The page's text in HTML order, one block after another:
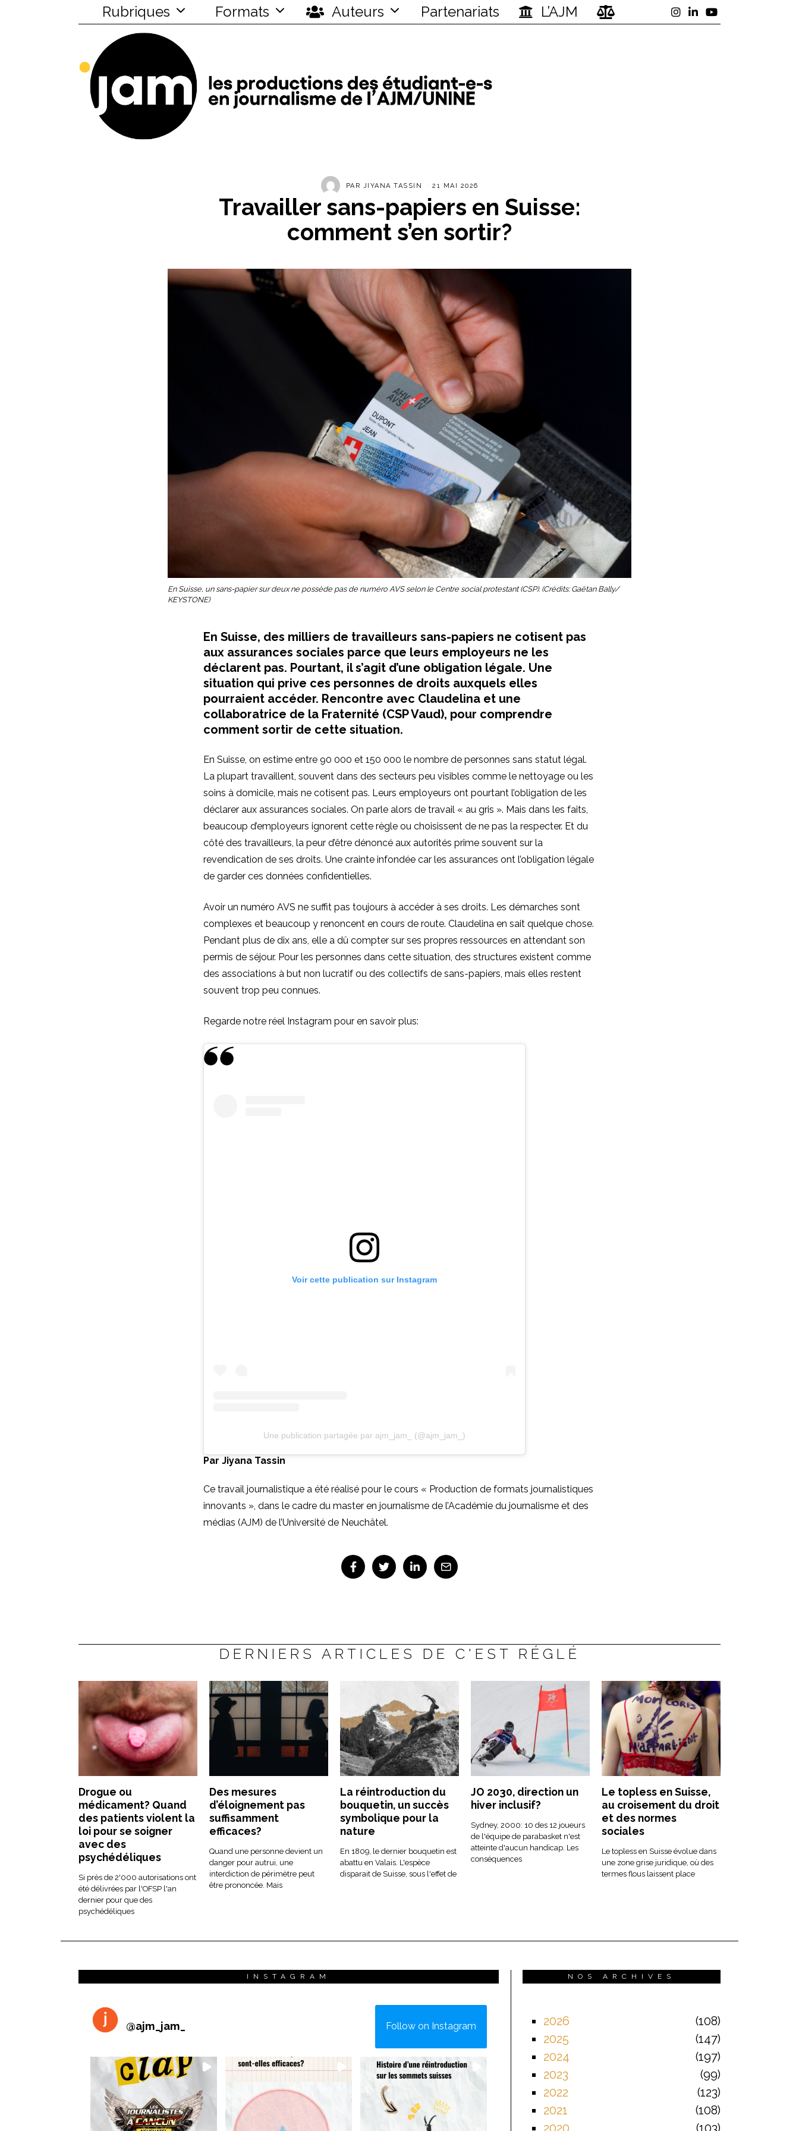
Rubriques Formats Auteurs Partenariats L’AJM
PAR JIYANA TASSIN 21 MAI 2026
Travailler sans-papiers en Suisse:
comment s’en sortir?
En Suisse, un sans-papier sur deux ne possède pas de numéro AVS selon le Centre social protestant (CSP). (Crédits: Gaëtan Bally/
KEYSTONE)
En Suisse, des milliers de travailleurs sans-papiers ne cotisent pas
aux assurances sociales parce que leurs employeurs ne les
déclarent pas. Pourtant, il s’agit d’une obligation légale. Une
situation qui prive ces personnes de droits auxquels elles
pourraient accéder. Rencontre avec Claudelina et une
collaboratrice de la Fraternité (CSP Vaud), pour comprendre
comment sortir de cette situation.
En Suisse, on estime entre 90 000 et 150 000 le nombre de personnes sans statut légal.
La plupart travaillent, souvent dans des secteurs peu visibles comme le nettoyage ou les
soins à domicile, mais ne cotisent pas. Leurs employeurs ont pourtant l’obligation de les
déclarer aux assurances sociales. On parle alors de travail « au gris ». Mais dans les faits,
beaucoup d’employeurs ignorent cette règle ou choisissent de ne pas la respecter. Et du
côté des travailleurs, la peur d’être dénoncé aux autorités prime souvent sur la
revendication de ses droits. Une crainte infondée car les assurances ont l’obligation légale
de garder ces données confidentielles.
Avoir un numéro AVS ne suffit pas toujours à accéder à ses droits. Les démarches sont
complexes et beaucoup y renoncent en cours de route. Claudelina en sait quelque chose.
Pendant plus de dix ans, elle a dû compter sur ses propres ressources en attendant son
permis de séjour. Pour les personnes dans cette situation, des structures existent comme
des associations à but non lucratif ou des collectifs de sans-papiers, mais elles restent
souvent trop peu connues.
Regarde notre réel Instagram pour en savoir plus:
Voir cette publication sur Instagram
Une publication partagée par ajm_jam_ (@ajm_jam_)
Par Jiyana Tassin
Ce travail journalistique a été réalisé pour le cours « Production de formats journalistiques
innovants », dans le cadre du master en journalisme de l’Académie du journalisme et des
médias (AJM) de l’Université de Neuchâtel.
DERNIERS ARTICLES DE C'EST RÉGLÉ
Drogue ou
médicament? Quand
des patients violent la
loi pour se soigner
avec des
psychédéliques
Si près de 2'000 autorisations ont
été délivrées par l'OFSP l'an
dernier pour que des
psychédéliques
Des mesures
d’éloignement pas
suffisamment
efficaces?
Quand une personne devient un
danger pour autrui, une
interdiction de périmètre peut
être prononcée. Mais
La réintroduction du
bouquetin, un succès
symbolique pour la
nature
En 1809, le dernier bouquetin est
abattu en Valais. L'espèce
disparait de Suisse, sous l'effet de
JO 2030, direction un
hiver inclusif?
Sydney, 2000: 10 des 12 joueurs
de l'équipe de parabasket n'est
atteinte d'aucun handicap. Les
conséquences
Le topless en Suisse,
au croisement du droit
et des normes
sociales
Le topless en Suisse évolue dans
une zone grise juridique, où des
termes flous laissent place
INSTAGRAM
@ajm_jam_ Follow on Instagram
NOS ARCHIVES
2026
108
2025
147
2024
197
2023
99
2022
123
2021
108
2020
103